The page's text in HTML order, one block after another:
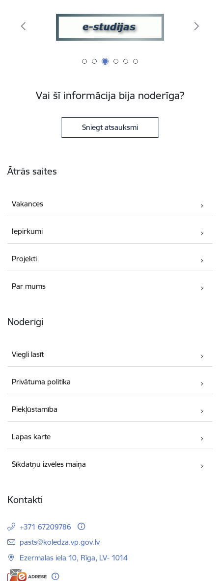
Vai šī informācija bija noderīga?
Sniegt atsauksmi
Ātrās saites
Vakances
Iepirkumi
Projekti
Par mums
Noderīgi
Viegli lasīt
Privātuma politika
Piekļūstamība
Lapas karte
Sīkdatņu izvēles maiņa
Kontakti
+371 67209786
E-pasts:
pasts@koledza.vp.gov.lv
Ezermalas iela 10, Rīga, LV- 1014